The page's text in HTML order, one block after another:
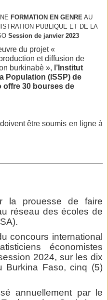
FORMATION EN GENRE AU
PUBLIQUE ET DE LA
Session de janvier 2023
du projet «
et diffusion de
burkinabè », l’Institut
Population (ISSP) de
offre 30 bourses de
être soumis en ligne à
la prouesse de faire
réseau des écoles de
concours international
économistes
2024, sur les dix
Burkina Faso, cinq (5)
annuellement par le